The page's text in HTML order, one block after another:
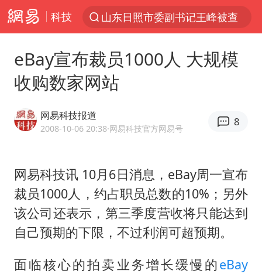
科技
山东日照市委副书记王峰被查
白海豚体型堪比东三省
美国退回1000亿美元关税
李亚鹏向地铁吐血女孩捐99999元
香港殿堂级填词人黎彼得因病离世 终年76岁
台风白海豚或在华东沿海登陆
41岁女子为鼓励女儿考上985研究生
eBay宣布裁员1000人 大规模
收购数家网站
网易科技报道
2008-10-06 20:38·网易科技官方网易号
8
网易科技讯 10月6日消息，eBay周一宣布
裁员1000人，约占职员总数的10%；另外
该公司还表示，第三季度营收将只能达到
自己预期的下限，不过利润可超预期。
面临核心的拍卖业务增长缓慢的 eBay